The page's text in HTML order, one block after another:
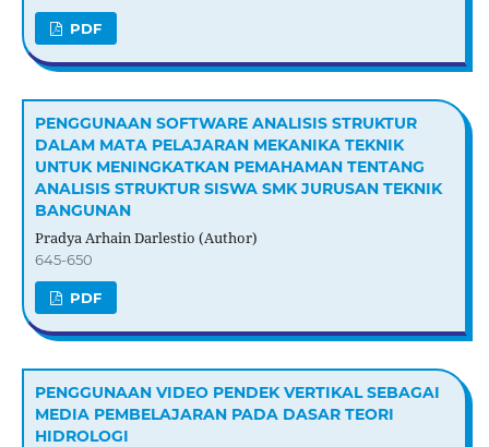
PDF
PENGGUNAAN SOFTWARE ANALISIS STRUKTUR
DALAM MATA PELAJARAN MEKANIKA TEKNIK
UNTUK MENINGKATKAN PEMAHAMAN TENTANG
ANALISIS STRUKTUR SISWA SMK JURUSAN TEKNIK
BANGUNAN
Pradya Arhain Darlestio (Author)
645-650
PDF
PENGGUNAAN VIDEO PENDEK VERTIKAL SEBAGAI
MEDIA PEMBELAJARAN PADA DASAR TEORI
HIDROLOGI